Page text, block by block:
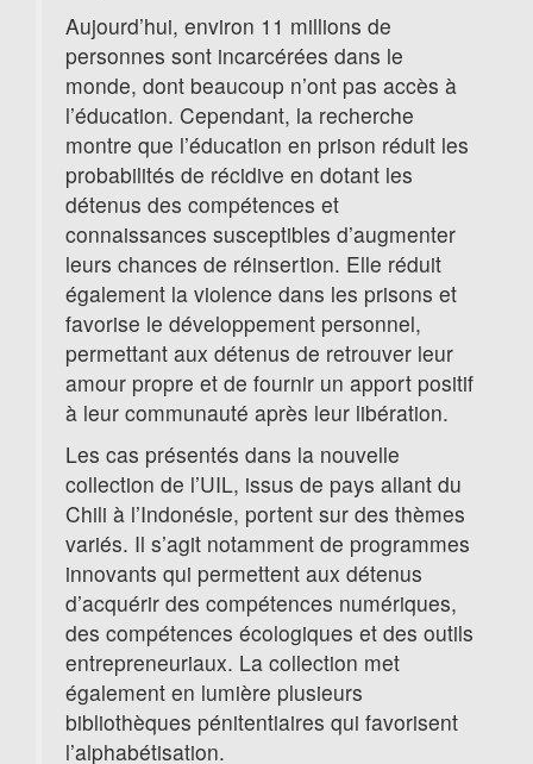
Aujourd’hui, environ 11 millions de
personnes sont incarcérées dans le
monde, dont beaucoup n’ont pas accès à
l’éducation. Cependant, la recherche
montre que l’éducation en prison réduit les
probabilités de récidive en dotant les
détenus des compétences et
connaissances susceptibles d’augmenter
leurs chances de réinsertion. Elle réduit
également la violence dans les prisons et
favorise le développement personnel,
permettant aux détenus de retrouver leur
amour propre et de fournir un apport positif
à leur communauté après leur libération.
Les cas présentés dans la nouvelle
collection de l’UIL, issus de pays allant du
Chili à l’Indonésie, portent sur des thèmes
variés. Il s’agit notamment de programmes
innovants qui permettent aux détenus
d’acquérir des compétences numériques,
des compétences écologiques et des outils
entrepreneuriaux. La collection met
également en lumière plusieurs
bibliothèques pénitentiaires qui favorisent
l’alphabétisation.